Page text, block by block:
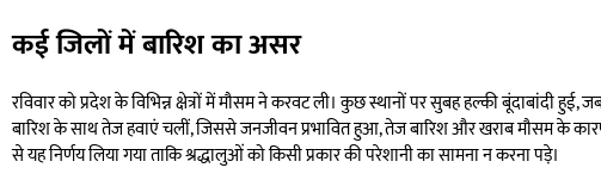
कई जिलों में बारिश का असर
रविवार को प्रदेश के विभिन्न क्षेत्रों में मौसम ने करवट ली। कुछ स्थानों पर सुबह हल्की बूंदाबांदी
बारिश के साथ तेज हवाएं चलीं, जिससे जनजीवन प्रभावित हुआ, तेज बारिश और खराब मौसम के
से यह निर्णय लिया गया ताकि श्रद्धालुओं को किसी प्रकार की परेशानी का सामना न करना पड़े।